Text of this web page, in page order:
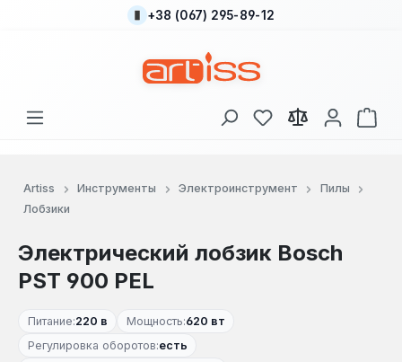
Перейти к основному содержанию
+38 (067) 295-89-12
У вас есть товары
В
Artiss Инструменты Электроинструмент
Пилы
Лобзики
Электрический лобзик Bosch
PST 900 PEL
Питание:220 в Мощность:620 вт
Регулировка оборотов:есть